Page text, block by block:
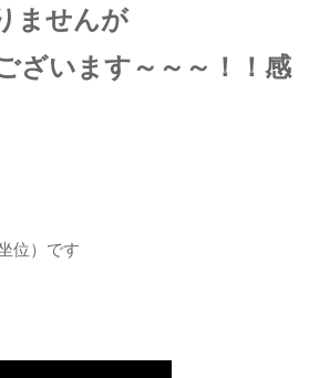
ませんが
ざいます～～～！！感
位）です